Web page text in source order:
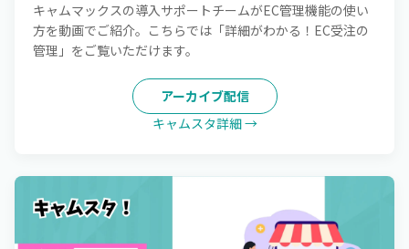
キャムマックスの導入サポートチームがEC管理機能の使い
方を動画でご紹介。こちらでは「詳細がわかる！EC受注の
管理」をご覧いただけます。
アーカイブ配信
キャムスタ詳細 →